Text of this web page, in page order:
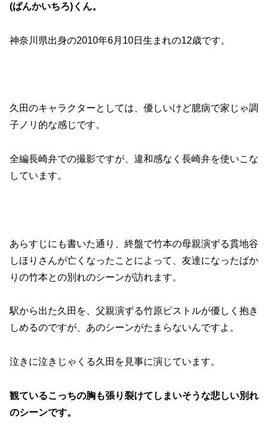
(ばんかいちろ)くん。
神奈川県出身の2010年6月10日生まれの12歳です。
久田のキャラクターとしては、優しいけど臆病で家じゃ調
子ノリ的な感じです。
全編長崎弁での撮影ですが、違和感なく長崎弁を使いこな
しています。
あらすじにも書いた通り、終盤で竹本の母親演ずる貫地谷
しほりさんが亡くなったことによって、友達になったばか
りの竹本との別れのシーンが訪れます。
駅から出た久田を、父親演ずる竹原ピストルが優しく抱き
しめるのですが、あのシーンがたまらないんですよ。
泣きに泣きじゃくる久田を見事に演じています。
観ているこっちの胸も張り裂けてしまいそうな悲しい別れ
のシーンです。